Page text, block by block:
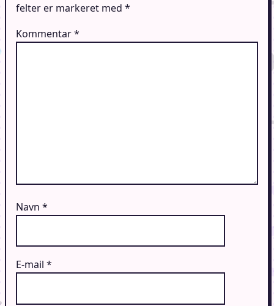
felter er markeret med *
Kommentar*
Navn *
E-mail *